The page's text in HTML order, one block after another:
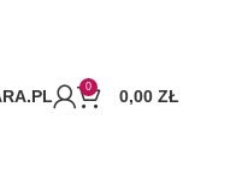
0 0,00 ZŁ